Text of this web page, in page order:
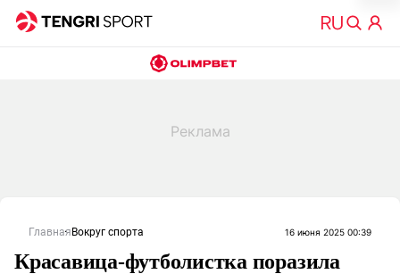
Главная Вокруг спорта 16 июня 2025 00:39
Красавица-футболистка поразила